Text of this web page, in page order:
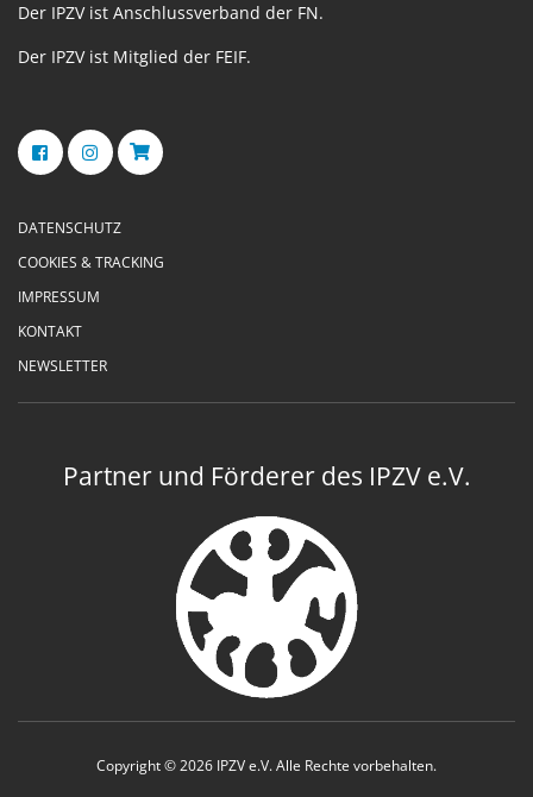
Der IPZV ist Anschlussverband der FN.
Der IPZV ist Mitglied der FEIF.
DATENSCHUTZ
COOKIES & TRACKING
IMPRESSUM
KONTAKT
NEWSLETTER
Partner und Förderer des IPZV e.V.
Copyright © 2026 IPZV e.V. Alle Rechte vorbehalten.